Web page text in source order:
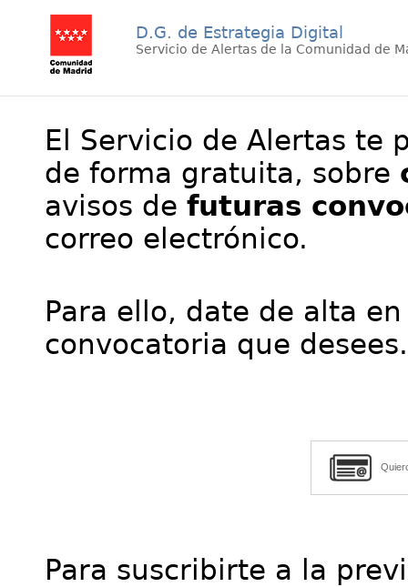
D.G. de Estrategia Digital
Servicio de Alertas de la Comunidad de
El Servicio de Alertas te
de forma gratuita, sobre
avisos de futuras
correo electrónico.
Para ello, date de alta
convocatoria que desees.
Para suscribirte a la